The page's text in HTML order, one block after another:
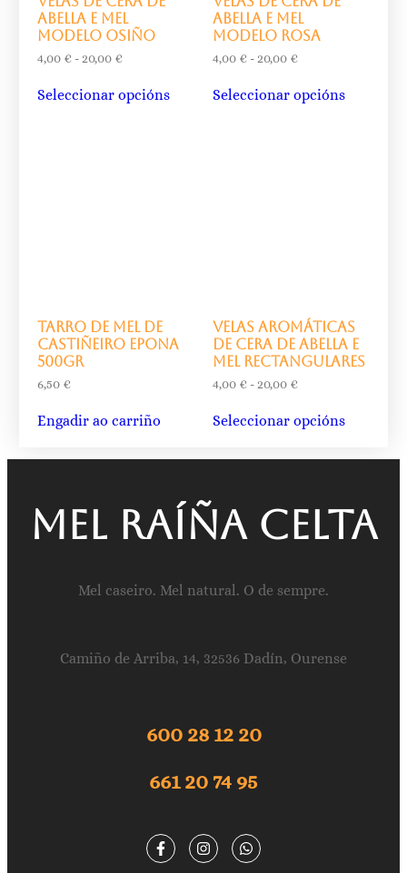
abella e mel
modelo osiño
4,00 € - 20,00 €
Seleccionar opcións
abella e mel
modelo rosa
4,00 € - 20,00 €
Seleccionar opcións
Tarro de mel de
castiñeiro Epona
500gr
6,50 €
Engadir ao carriño
Velas aromáticas
de cera de abella e
mel rectangulares
4,00 € - 20,00 €
Seleccionar opcións
Mel raíña celta
Mel caseiro. Mel natural. O de sempre.
Camiño de Arriba, 14, 32536 Dadín, Ourense
600 28 12 20
661 20 74 95